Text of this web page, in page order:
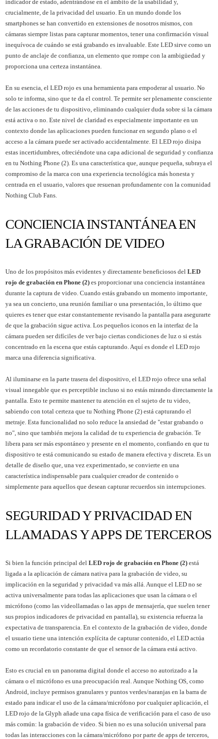
indicador de estado, adentrándose en el ámbito de la usabilidad y,
crucialmente, de la privacidad del usuario. En un mundo donde los
smartphones se han convertido en extensiones de nosotros mismos, con
cámaras siempre listas para capturar momentos, tener una confirmación visual
inequívoca de cuándo se está grabando es invaluable. Este LED sirve como un
punto de anclaje de confianza, un elemento que rompe con la ambigüedad y
proporciona una certeza instantánea.
En su esencia, el LED rojo es una herramienta para empoderar al usuario. No
solo te informa, sino que te da el control. Te permite ser plenamente consciente
de las acciones de tu dispositivo, eliminando cualquier duda sobre si la cámara
está activa o no. Este nivel de claridad es especialmente importante en un
contexto donde las aplicaciones pueden funcionar en segundo plano o el
acceso a la cámara puede ser activado accidentalmente. El LED rojo disipa
estas incertidumbres, ofreciéndote una capa adicional de seguridad y confianza
en tu Nothing Phone (2). Es una característica que, aunque pequeña, subraya el
compromiso de la marca con una experiencia tecnológica más honesta y
centrada en el usuario, valores que resuenan profundamente con la comunidad
Nothing Club Fans.
CONCIENCIA INSTANTÁNEA EN
LA GRABACIÓN DE VIDEO
Uno de los propósitos más evidentes y directamente beneficiosos del LED
rojo de grabación en Phone (2)es proporcionar una conciencia instantánea
durante la captura de video. Cuando estás grabando un momento importante,
ya sea un concierto, una reunión familiar o una presentación, lo último que
quieres es tener que estar constantemente revisando la pantalla para asegurarte
de que la grabación sigue activa. Los pequeños iconos en la interfaz de la
cámara pueden ser difíciles de ver bajo ciertas condiciones de luz o si estás
concentrado en la escena que estás capturando. Aquí es donde el LED rojo
marca una diferencia significativa.
Al iluminarse en la parte trasera del dispositivo, el LED rojo ofrece una señal
visual innegable que es perceptible incluso si no estás mirando directamente la
pantalla. Esto te permite mantener tu atención en el sujeto de tu video,
sabiendo con total certeza que tu Nothing Phone (2) está capturando el
metraje. Esta funcionalidad no solo reduce la ansiedad de "estar grabando o
no", sino que también mejora la calidad de tu experiencia de grabación. Te
libera para ser más espontáneo y presente en el momento, confiando en que tu
dispositivo te está comunicando su estado de manera efectiva y discreta. Es un
detalle de diseño que, una vez experimentado, se convierte en una
característica indispensable para cualquier creador de contenido o
simplemente para aquellos que desean capturar recuerdos sin interrupciones.
SEGURIDAD Y PRIVACIDAD EN
LLAMADAS Y APPS DE TERCEROS
Si bien la función principal del LED rojo de grabación en Phone (2)está
ligada a la aplicación de cámara nativa para la grabación de video, su
implicación en la seguridad y privacidad va más allá. Aunque el LED no se
activa universalmente para todas las aplicaciones que usan la cámara o el
micrófono (como las videollamadas o las apps de mensajería, que suelen tener
sus propios indicadores de privacidad en pantalla), su existencia refuerza la
expectativa de transparencia. En el contexto de la grabación de video, donde
el usuario tiene una intención explícita de capturar contenido, el LED actúa
como un recordatorio constante de que el sensor de la cámara está activo.
Esto es crucial en un panorama digital donde el acceso no autorizado a la
cámara o el micrófono es una preocupación real. Aunque Nothing OS, como
Android, incluye permisos granulares y puntos verdes/naranjas en la barra de
estado para indicar el uso de la cámara/micrófono por cualquier aplicación, el
LED rojo de la Glyph añade una capa física de verificación para el caso de uso
más común: la grabación de video. Si bien no es una solución universal para
todas las interacciones con la cámara/micrófono por parte de apps de terceros,